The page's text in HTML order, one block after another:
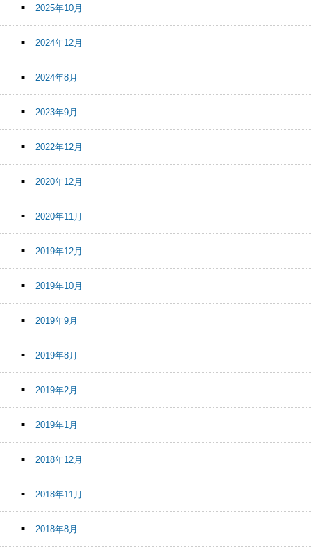
2025年10月
2024年12月
2024年8月
2023年9月
2022年12月
2020年12月
2020年11月
2019年12月
2019年10月
2019年9月
2019年8月
2019年2月
2019年1月
2018年12月
2018年11月
2018年8月